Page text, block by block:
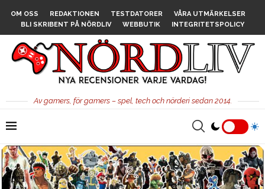
OM OSS REDAKTIONEN TESTDATORER
VÅRA UTMÄRKELSER
BLI SKRIBENT PÅ NÖRDLIV
WEBBUTIK INTEGRITETSPOLICY
Av gamers, för gamers – spel, tech och nörderi sedan 2014.